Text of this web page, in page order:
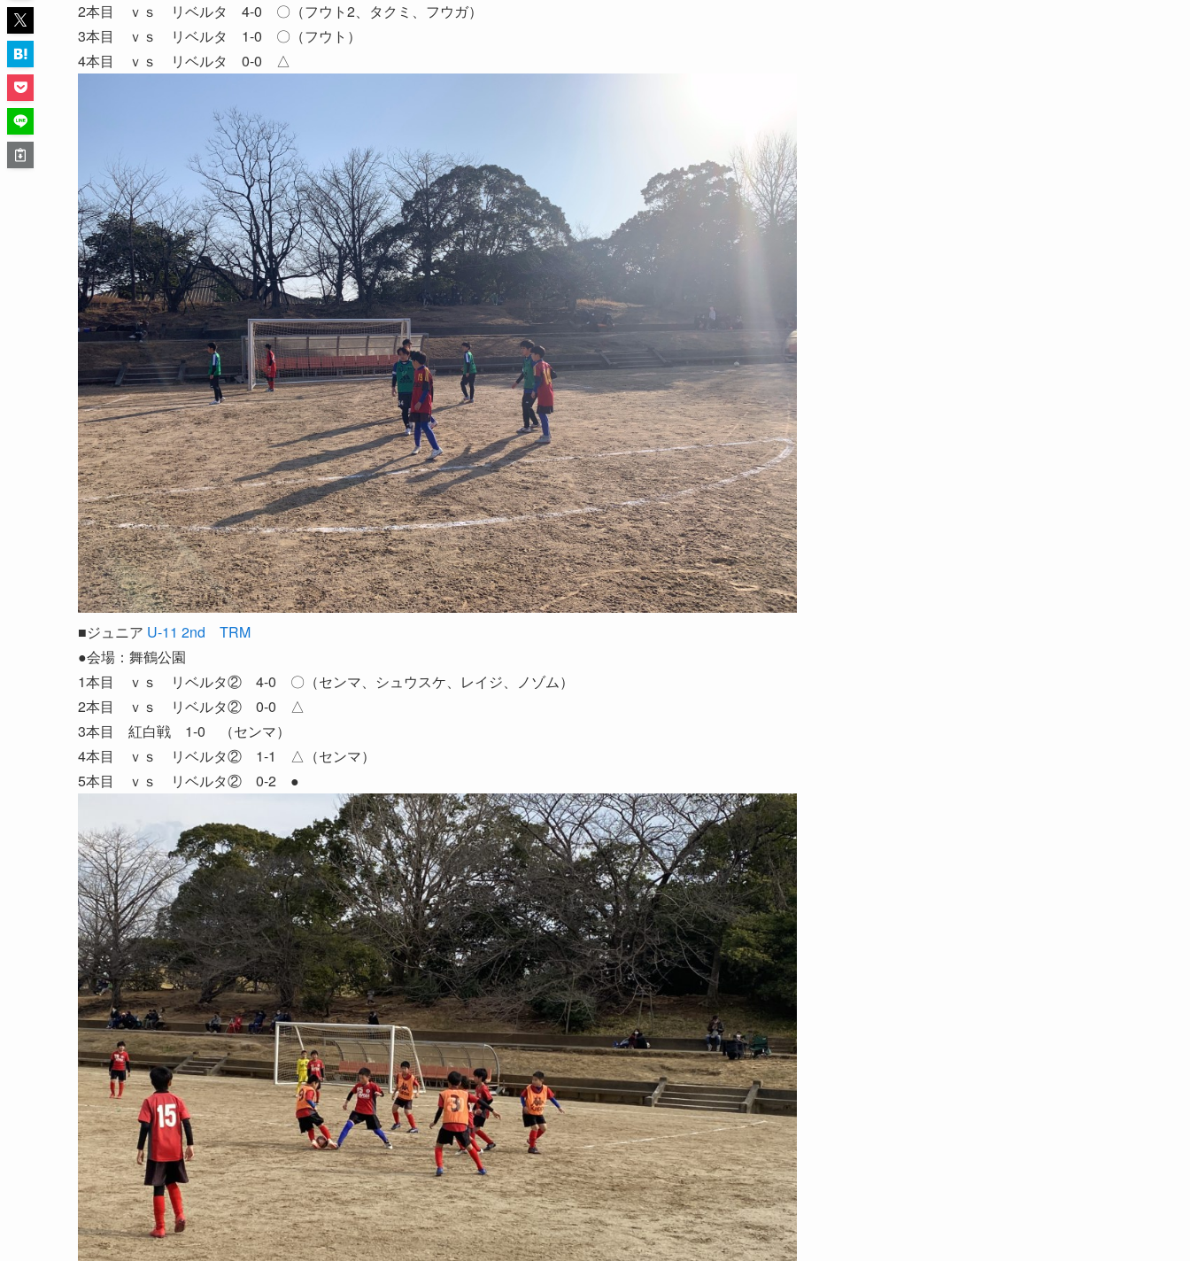
2本目 ｖｓ リベルタ 4-0 〇（フウト2、タクミ、フウガ）
3本目 ｖｓ リベルタ 1-0 〇（フウト）
4本目 ｖｓ リベルタ 0-0 △
■ジュニア U-11 2nd TRM
●会場：舞鶴公園
1本目 ｖｓ リベルタ② 4-0 〇（センマ、シュウスケ、レイジ、ノゾム）
2本目 ｖｓ リベルタ② 0-0 △
3本目 紅白戦 1-0 （センマ）
4本目 ｖｓ リベルタ② 1-1 △（センマ）
5本目 ｖｓ リベルタ② 0-2 ●